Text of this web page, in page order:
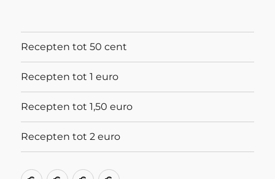
Recepten tot 50 cent
Recepten tot 1 euro
Recepten tot 1,50 euro
Recepten tot 2 euro